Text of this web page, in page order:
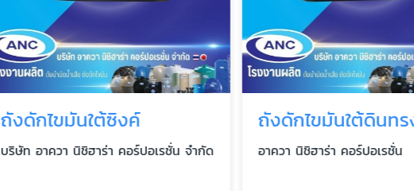
ถังดักไขมันใต้ซิงค์
บริษัท อาควา นิชิฮาร่า คอร์ปอเรชั่น จำกัด
ถังดักไขมันใต้ดินท
อาควา นิชิฮาร่า คอร์ปอเรชั่น